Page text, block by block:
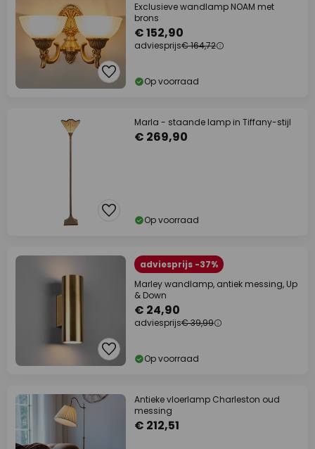
Exclusieve wandlamp NOAM met
brons
€ 152,90
adviesprijs€ 164,72
Op voorraad
Marla - staande lamp in Tiffany-stijl
€ 269,90
Op voorraad
adviesprijs -37%
Marley wandlamp, antiek messing, Up
& Down
€ 24,90
adviesprijs€ 39,99
Op voorraad
Antieke vloerlamp Charleston oud
messing
€ 212,51